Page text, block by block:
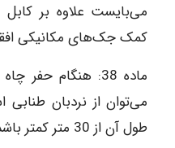
می‌بایست علاوه بر
کمک جک‌های مکانیکی
ماده‌ 38: هنگام
می‌توان از نردبان
طول آن از 30 متر کمتر باشد.